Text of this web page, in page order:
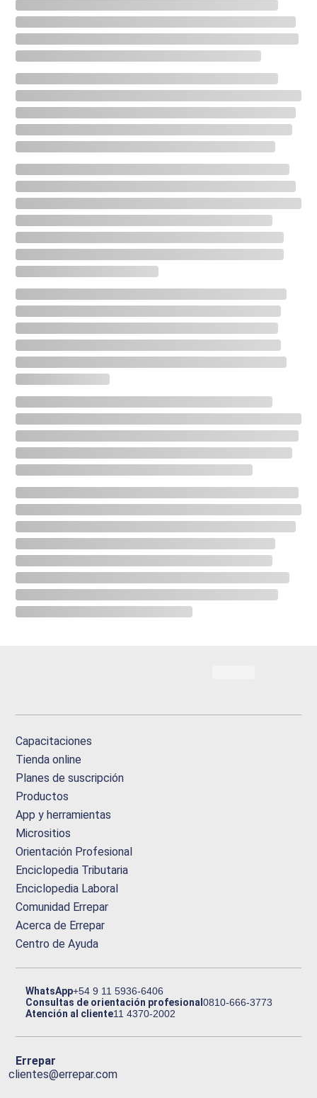
Capacitaciones
Tienda online
Planes de suscripción
Productos
App y herramientas
Micrositios
Orientación Profesional
Enciclopedia Tributaria
Enciclopedia Laboral
Comunidad Errepar
Acerca de Errepar
Centro de Ayuda
WhatsApp+54 9 11 5936-6406
Consultas de orientación profesional0810-666-3773
Atención al cliente11 4370-2002
Errepar
clientes@errepar.com